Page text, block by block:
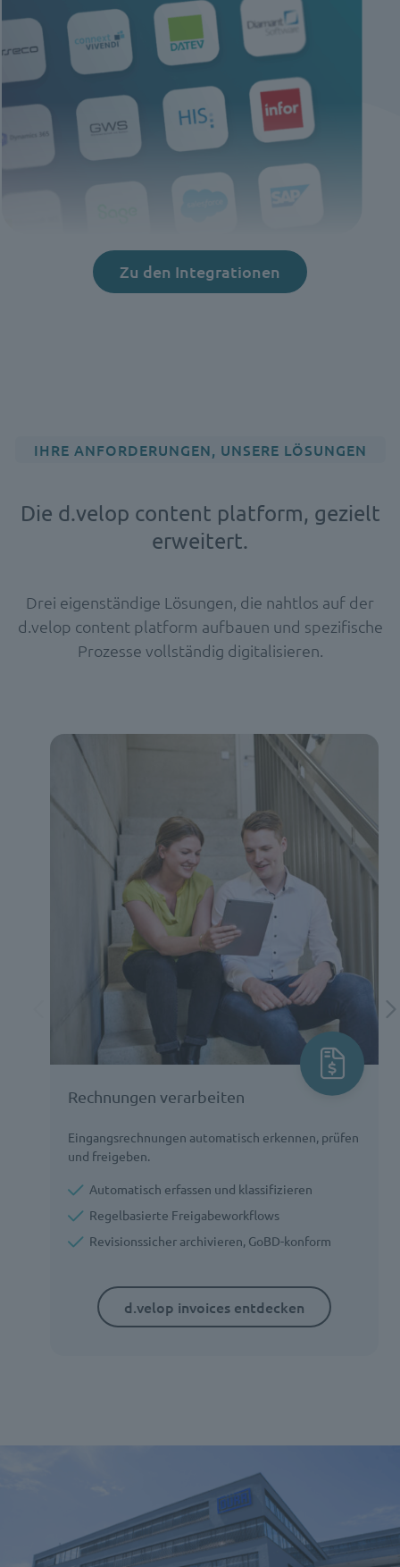
Zu den Integrationen
IHRE ANFORDERUNGEN, UNSERE LÖSUNGEN
Die d.velop content platform, gezielt
erweitert.
Drei eigenständige Lösungen, die nahtlos auf der
d.velop content platform aufbauen und spezifische
Prozesse vollständig digitalisieren.
Rechnungen verarbeiten
Eingangsrechnungen automatisch erkennen, prüfen
und freigeben.
Automatisch erfassen und klassifizieren
Regelbasierte Freigabeworkflows
Revisionssicher archivieren, GoBD-konform
d.velop invoices entdecken